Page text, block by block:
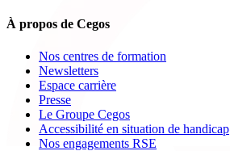
À propos de Cegos
Nos centres de formation
Newsletters
Espace carrière
Presse
Le Groupe Cegos
Accessibilité en situation de handicap
Nos engagements RSE